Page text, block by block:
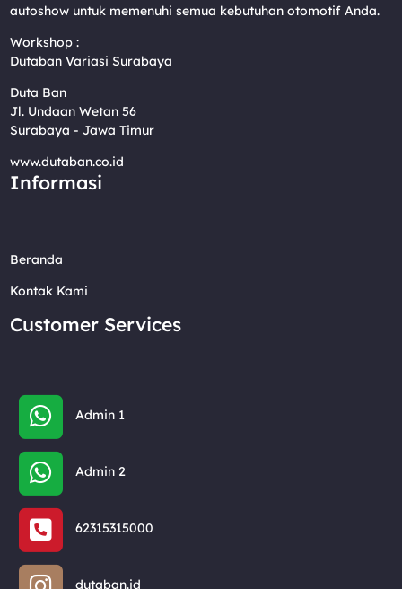
autoshow untuk memenuhi semua kebutuhan otomotif Anda.
Workshop :
Dutaban Variasi Surabaya
Duta Ban
Jl. Undaan Wetan 56
Surabaya - Jawa Timur
www.dutaban.co.id
Informasi
Beranda
Kontak Kami
Customer Services
Admin 1
Admin 2
62315315000
dutaban.id